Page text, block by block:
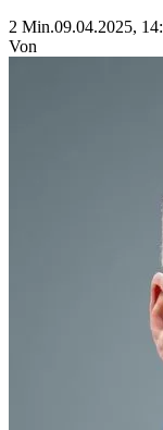
2 Min.09.04.2025,
Von